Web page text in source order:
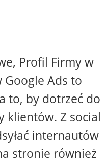
Profil Firmy w
Google Ads to
to, by dotrzeć do
klientów. Z social
internautów
stronie również